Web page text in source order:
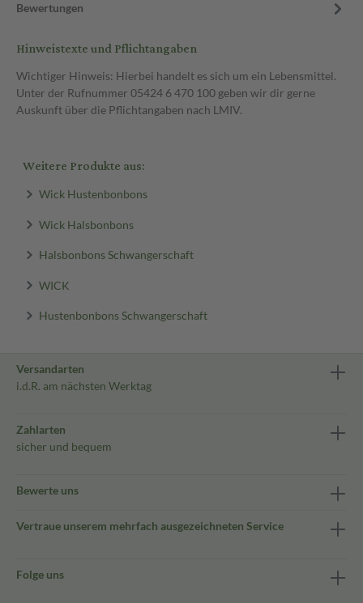
Bewertungen
Hinweistexte und Pflichtangaben
Wichtiger Hinweis: Hierbei handelt es sich um ein Lebensmittel.
Unter der Rufnummer 05424 6 470 100 geben wir dir gerne
Auskunft über die Pflichtangaben nach LMIV.
Weitere Produkte aus:
Wick Hustenbonbons
Wick Halsbonbons
Halsbonbons Schwangerschaft
WICK
Hustenbonbons Schwangerschaft
Versandarten
i.d.R. am nächsten Werktag
Zahlarten
sicher und bequem
Bewerte uns
Vertraue unserem mehrfach ausgezeichneten Service
Folge uns